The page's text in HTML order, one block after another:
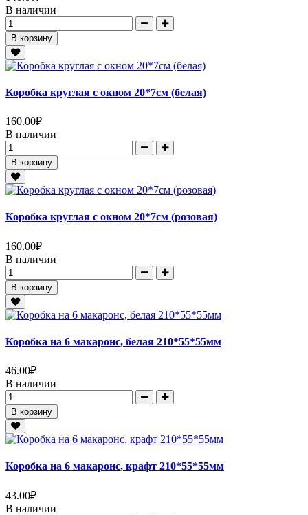
В наличии
В корзину
Коробка круглая с окном 20*7см (белая)
160.00₽
В наличии
В корзину
Коробка круглая с окном 20*7см (розовая)
160.00₽
В наличии
В корзину
Коробка на 6 макаронс, белая 210*55*55мм
46.00₽
В наличии
В корзину
Коробка на 6 макаронс, крафт 210*55*55мм
43.00₽
В наличии